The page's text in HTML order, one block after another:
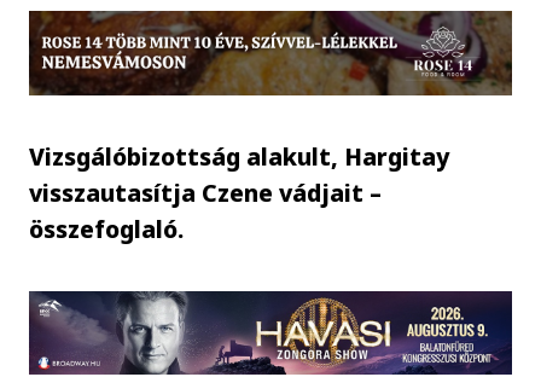
Vizsgálóbizottság alakult, Hargitay
visszautasítja Czene vádjait –
összefoglaló.